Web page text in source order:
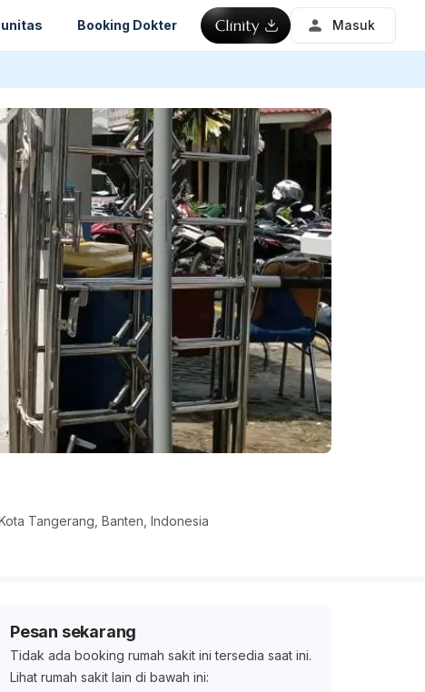
Booking Dokter Masuk
Tangerang, Banten, Indonesia
Pesan sekarang
Tidak ada booking rumah sakit ini tersedia saat ini.
Lihat rumah sakit lain di bawah ini: